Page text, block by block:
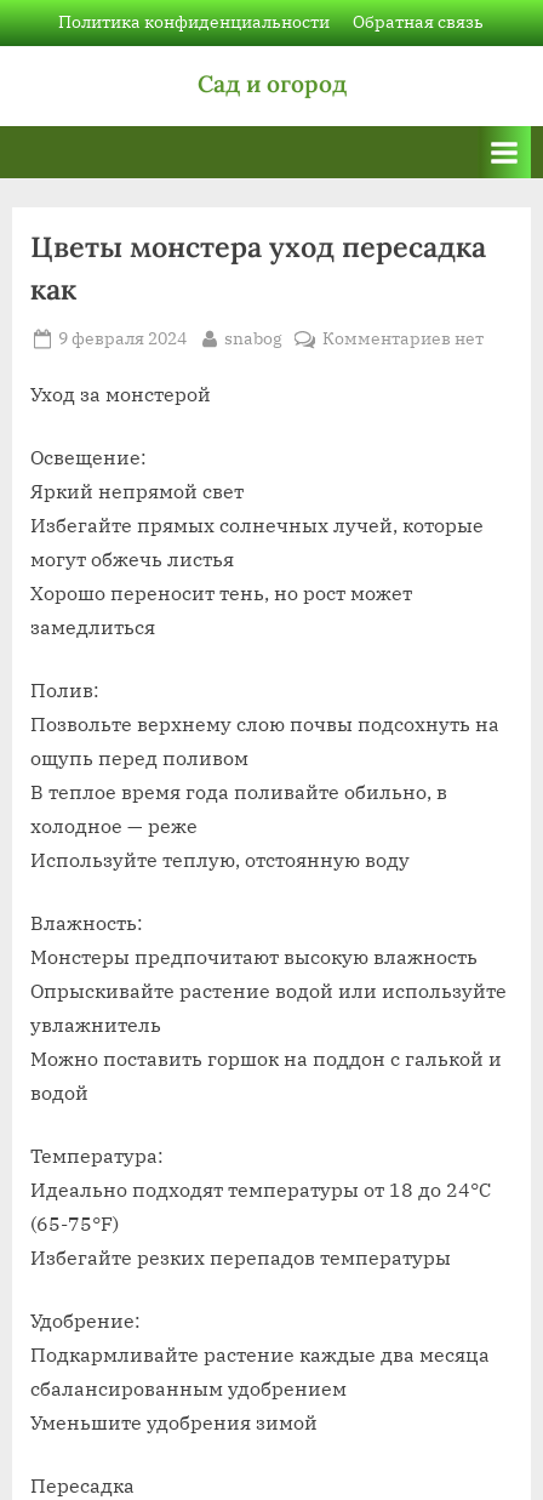
Skip
to
Политика конфиденциальности Обратная связь
Сад и огород
Цветы монстера уход пересадка
как
Posted
9 февраля 2024 By
snabog Комментариевкнет
Уход за монстерой
Освещение:
Яркий непрямой свет
Избегайте прямых солнечных лучей, которые
могут обжечь листья
Хорошо переносит тень, но рост может
замедлиться
Полив:
Позвольте верхнему слою почвы подсохнуть на
ощупь перед поливом
В теплое время года поливайте обильно, в
холодное — реже
Используйте теплую, отстоянную воду
Влажность:
Монстеры предпочитают высокую влажность
Опрыскивайте растение водой или используйте
увлажнитель
Можно поставить горшок на поддон с галькой и
водой
Температура:
Идеально подходят температуры от 18 до 24°C
(65-75°F)
Избегайте резких перепадов температуры
Удобрение:
Подкармливайте растение каждые два месяца
сбалансированным удобрением
Уменьшите удобрения зимой
Пересадка